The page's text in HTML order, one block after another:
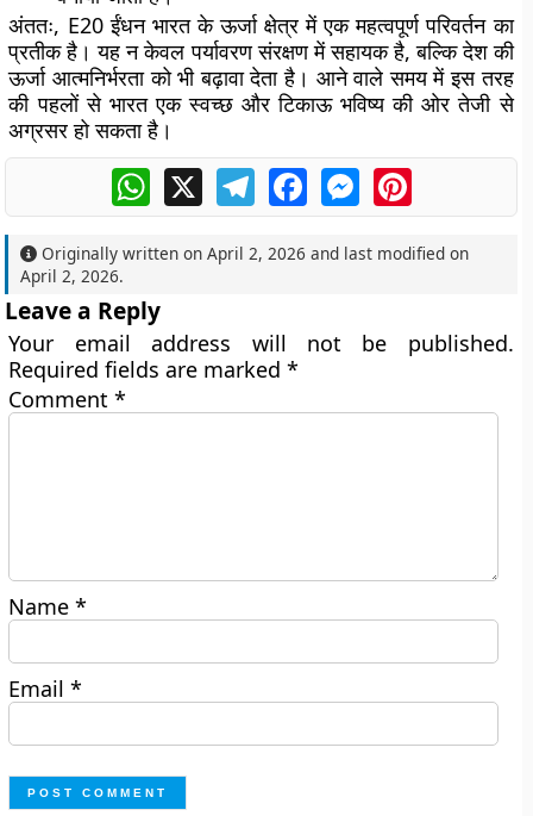
अंततः, E20 ईंधन भारत के ऊर्जा क्षेत्र में एक महत्वपूर्ण परिवर्तन का
प्रतीक है। यह न केवल पर्यावरण संरक्षण में सहायक है, बल्कि देश की
ऊर्जा आत्मनिर्भरता को भी बढ़ावा देता है। आने वाले समय में इस तरह
की पहलों से भारत एक स्वच्छ और टिकाऊ भविष्य की ओर तेजी से
अग्रसर हो सकता है।
WhatsApp
X TelegramFacebookMessengerPinterest
Originally written onApril 2, 2026 and last modified on
April 2, 2026.
Leave a Reply
Your email address will not be published.
Required fields are marked*
Comment*
Name*
Email*